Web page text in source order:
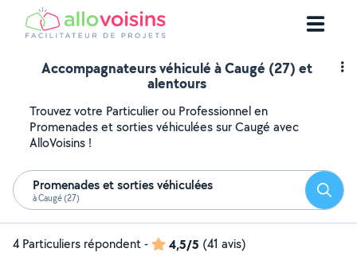
Accompagnateurs véhiculé à Caugé (27) et
alentours
Trouvez votre Particulier ou Professionnel en
Promenades et sorties véhiculées sur Caugé avec
AlloVoisins !
Promenades et sorties véhiculées
à Caugé (27)
4 Particuliers répondent- 4,5/5 (41 avis)